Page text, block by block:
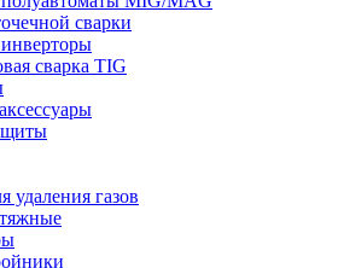
сварки
сварка TIG
удаления газов